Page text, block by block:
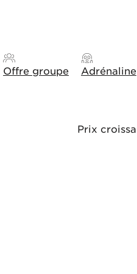
Offre groupe Adrénaline
Trié par